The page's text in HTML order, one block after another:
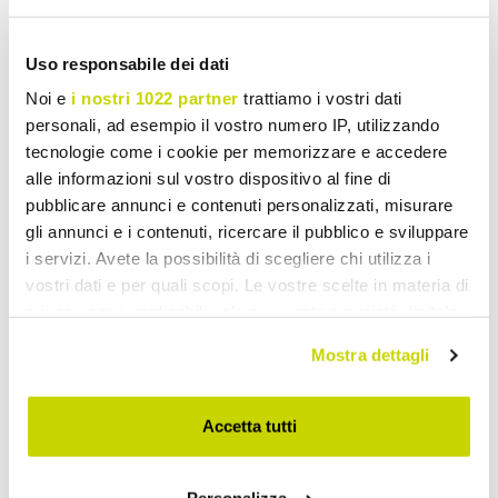
Uso responsabile dei dati
Noi e i nostri 1022 partner trattiamo i vostri dati
personali, ad esempio il vostro numero IP, utilizzando
tecnologie come i cookie per memorizzare e accedere
alle informazioni sul vostro dispositivo al fine di
pubblicare annunci e contenuti personalizzati, misurare
gli annunci e i contenuti, ricercare il pubblico e sviluppare
i servizi. Avete la possibilità di scegliere chi utilizza i
vostri dati e per quali scopi. Le vostre scelte in materia di
modificare o revocare il proprio consenso in qualsiasi
momento dalla Dichiarazione sui cookie o facendo clic
sull'icona di attivazione della privacy.
Mostra dettagli
Accetta tutti
Lavabos sur colonne